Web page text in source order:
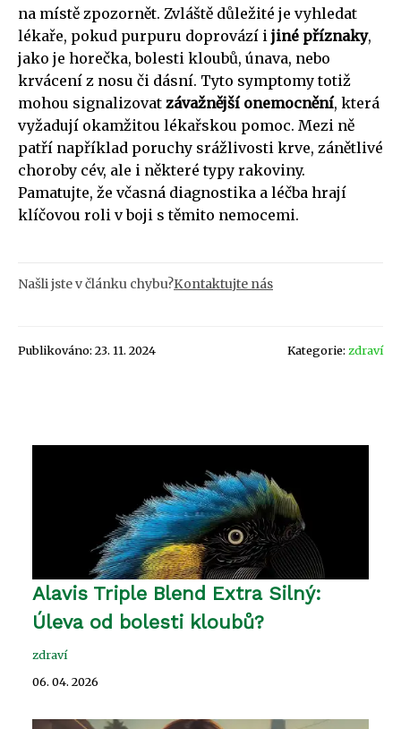
na místě zpozornět. Zvláště důležité je vyhledat
lékaře, pokud purpuru doprovází i jiné příznaky,
jako je horečka, bolesti kloubů, únava, nebo
krvácení z nosu či dásní. Tyto symptomy totiž
mohou signalizovat závažnější onemocnění, která
vyžadují okamžitou lékařskou pomoc. Mezi ně
patří například poruchy srážlivosti krve, zánětlivé
choroby cév, ale i některé typy rakoviny.
Pamatujte, že včasná diagnostika a léčba hrají
klíčovou roli v boji s těmito nemocemi.
Našli jste v článku chybu?Kontaktujte nás
Publikováno: 23. 11. 2024 Kategorie: zdraví
Alavis Triple Blend Extra Silný:
Úleva od bolesti kloubů?
zdraví
06. 04. 2026